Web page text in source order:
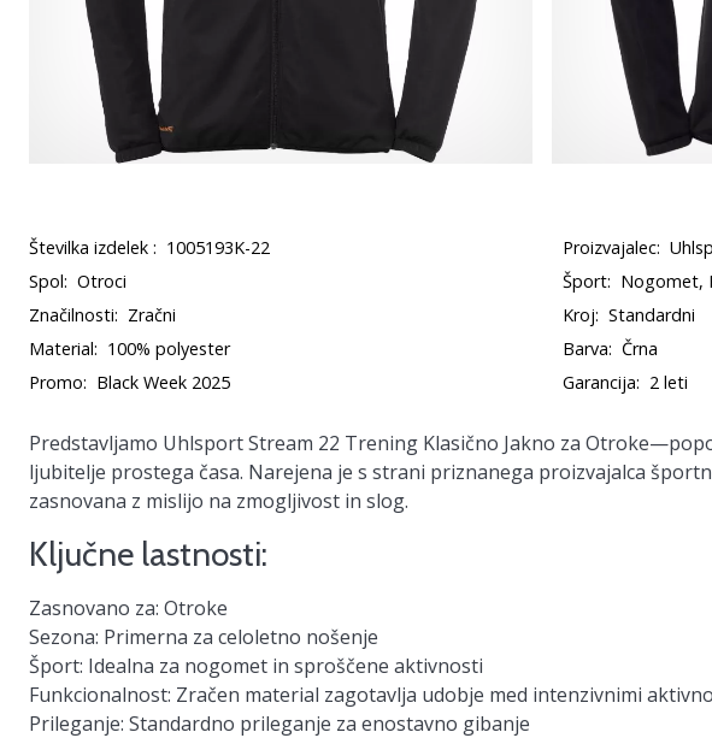
Številka izdelek : 1005193K-22 Proizvajalec:
Spol: Otroci Šport: Nogomet,
Značilnosti: Zračni Kroj: Standardni
Material: 100% polyester Barva: Črna
Promo: Black Week 2025 Garancija: 2 leti
Predstavljamo Uhlsport Stream 22 Trening Klasično Jakno za Otroke
ljubitelje prostega časa. Narejena je s strani priznanega proizvajalca
zasnovana z mislijo na zmogljivost in slog.
Ključne lastnosti:
Zasnovano za: Otroke
Sezona: Primerna za celoletno nošenje
Šport: Idealna za nogomet in sproščene aktivnosti
Funkcionalnost: Zračen material zagotavlja udobje med intenzivnimi
Prileganje: Standardno prileganje za enostavno gibanje